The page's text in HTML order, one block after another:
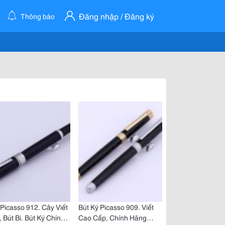
Thông báo Đăng nhập / Đăng ký
912. Cây Viết
Bút Bi. Bút Ký Chính
Bút Ký Picasso 909. Viết
Cao Cấp, Chính Hãng